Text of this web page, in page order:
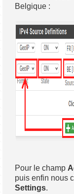
Belgique :
Pour le champ
puis enfin nous
Settings.